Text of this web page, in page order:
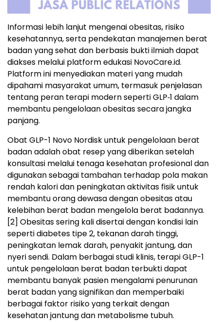
Informasi lebih lanjut mengenai obesitas, risiko
kesehatannya, serta pendekatan manajemen berat
badan yang sehat dan berbasis bukti ilmiah dapat
diakses melalui platform edukasi NovoCare.id.
Platform ini menyediakan materi yang mudah
dipahami masyarakat umum, termasuk penjelasan
tentang peran terapi modern seperti GLP‑1 dalam
membantu pengelolaan obesitas secara jangka
panjang.
Obat GLP-1 Novo Nordisk untuk pengelolaan berat
badan adalah obat resep yang diberikan setelah
konsultasi melalui tenaga kesehatan profesional dan
digunakan sebagai tambahan terhadap pola makan
rendah kalori dan peningkatan aktivitas fisik untuk
membantu orang dewasa dengan obesitas atau
kelebihan berat badan mengelola berat badannya.
[2] Obesitas sering kali disertai dengan kondisi lain
seperti diabetes tipe 2, tekanan darah tinggi,
peningkatan lemak darah, penyakit jantung, dan
nyeri sendi. Dalam berbagai studi klinis, terapi GLP-1
untuk pengelolaan berat badan terbukti dapat
membantu banyak pasien mengalami penurunan
berat badan yang signifikan dan memperbaiki
berbagai faktor risiko yang terkait dengan
kesehatan jantung dan metabolisme tubuh.